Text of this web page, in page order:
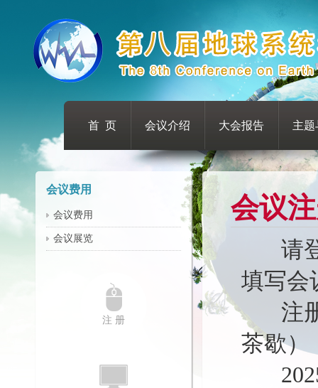
首 页 会议介绍 大会报告 主题
会议费用
会议费用
会议展览
注 册
会议
请登
填写会
注册
茶歇）
2025